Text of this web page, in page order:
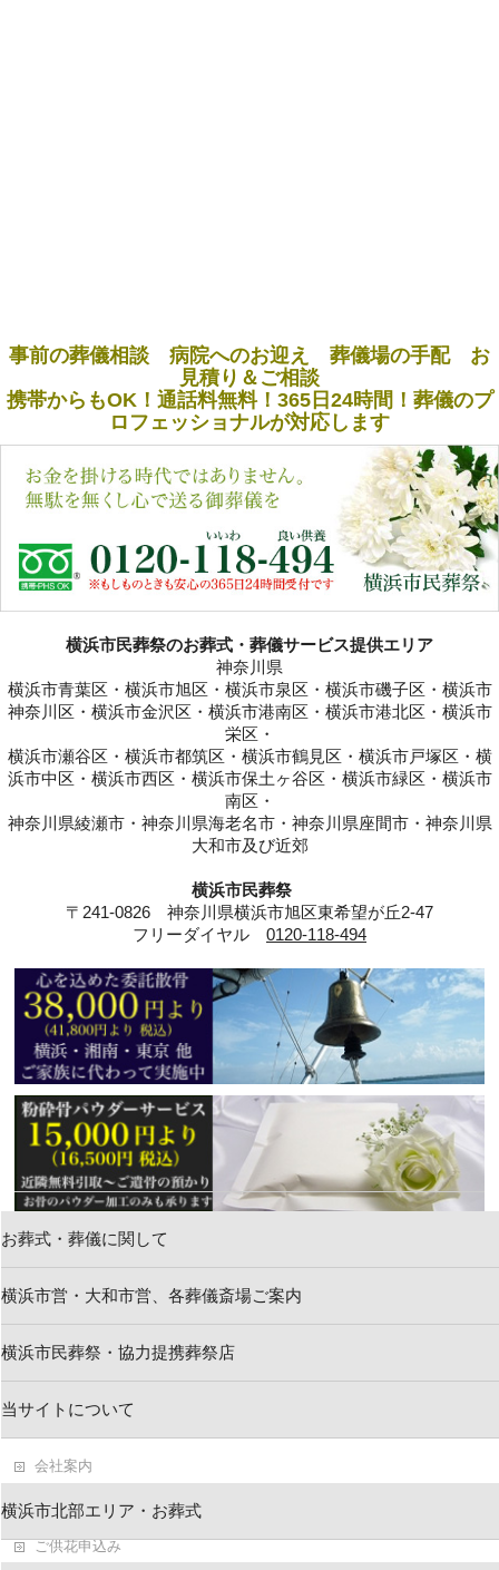
事前の葬儀相談 病院へのお迎え 葬儀場の手配 お
見積り＆ご相談
携帯からもOK！通話料無料！365日24時間！葬儀のプ
ロフェッショナルが対応します
横浜市民葬祭のお葬式・葬儀サービス提供エリア
神奈川県
横浜市青葉区・横浜市旭区・横浜市泉区・横浜市磯子区・横浜市
神奈川区・横浜市金沢区・横浜市港南区・横浜市港北区・横浜市
栄区・
横浜市瀬谷区・横浜市都筑区・横浜市鶴見区・横浜市戸塚区・横
浜市中区・横浜市西区・横浜市保土ヶ谷区・横浜市緑区・横浜市
南区・
神奈川県綾瀬市・神奈川県海老名市・神奈川県座間市・神奈川県
大和市及び近郊
横浜市民葬祭
〒241-0826 神奈川県横浜市旭区東希望が丘2-47
フリーダイヤル 0120-118-494
お葬式・葬儀に関して
横浜市営・大和市営、各葬儀斎場ご案内
横浜市民葬祭・協力提携葬祭店
当サイトについて
横浜市北部エリア・お葬式
新着情報
お問い合わせ
会社案内
葬儀・お葬式ブログ
ご供花申込み